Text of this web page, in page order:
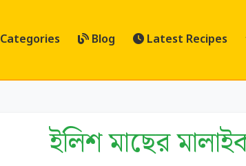
Categories Blog Latest Recipes
ইলিশ মাছের